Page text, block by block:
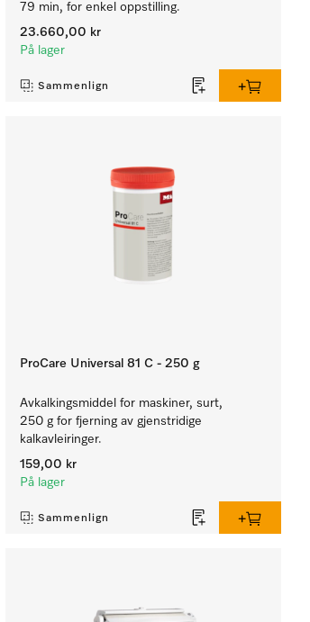
79 min, for enkel oppstilling.
23.660,00 kr
På lager
Sammenlign
ProCare Universal 81 C - 250 g
Avkalkingsmiddel for maskiner, surt,
250 g for fjerning av gjenstridige
kalkavleiringer.
159,00 kr
På lager
Sammenlign